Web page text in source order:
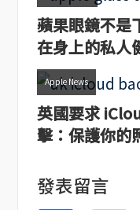
蘋果眼鏡不是
在身上的私人
Apple News
英國要求
擊：保護你的
發表留言